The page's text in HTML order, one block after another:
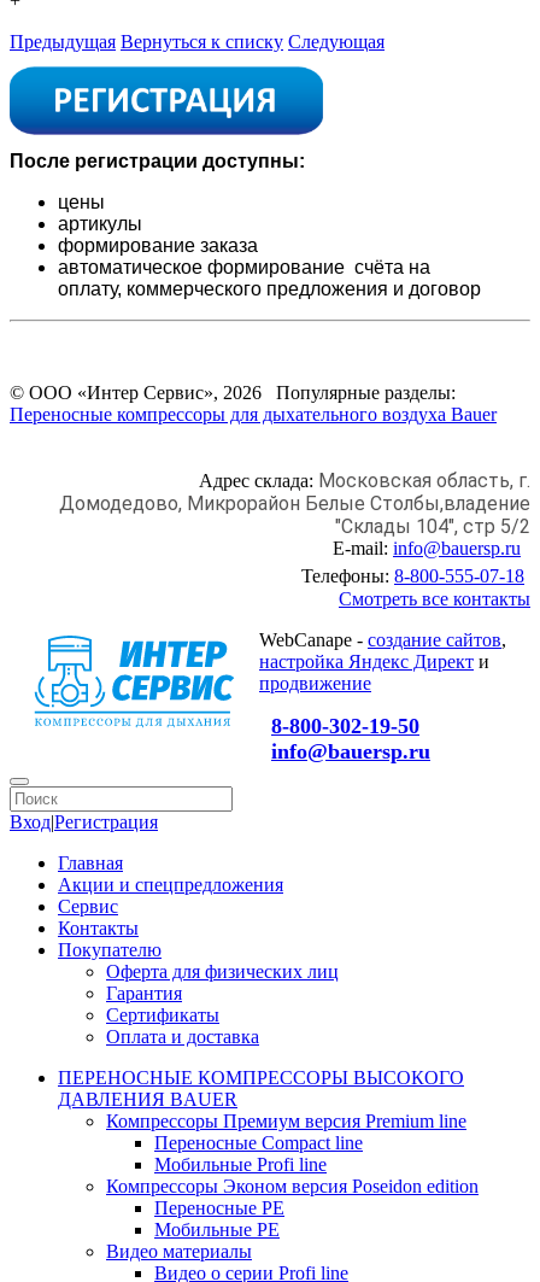
Предыдущая Вернуться к списку Следующая
После регистрации доступны:
цены
артикулы
формирование заказа
автоматическое формирование счёта на
оплату, коммерческого предложения и договор
© ООО «Интер Сервис», 2026 Популярные разделы:
Переносные компрессоры для дыхательного воздуха Bauer
Адрес склада: Московская область, г.
Домодедово, Микрорайон Белые Столбы,владение
"Склады 104", стр 5/2
E-mail: info@bauersp.ru
Телефоны: 8-800-555-07-18
Смотреть все контакты
WebCanape - создание сайтов,
настройка Яндекс Директ и
продвижение
8-800-302-19-50
info@bauersp.ru
Вход|Регистрация
Главная
Акции и спецпредложения
Сервис
Контакты
Покупателю
Оферта для физических лиц
Гарантия
Сертификаты
Оплата и доставка
ПЕРЕНОСНЫЕ КОМПРЕССОРЫ ВЫСОКОГО
ДАВЛЕНИЯ BAUER
Компрессоры Премиум версия Premium line
Переносные Compact line
Мобильные Profi line
Компрессоры Эконом версия Poseidon edition
Переносные PE
Мобильные PE
Видео материалы
Видео о серии Profi line